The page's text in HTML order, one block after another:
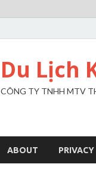
Du Lịch
CÔNG TY TNHH MTV
ABOUT PRIVACY